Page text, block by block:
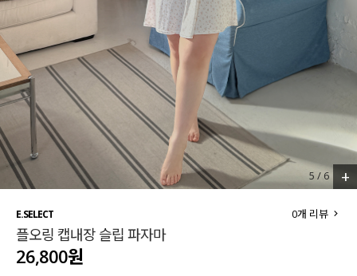
MADE
세트할인 ~30%
하객룩
살안타템
110사이즈
티셔츠
니트
블라우스
원피스
팬츠
스커트 5 /6 +
E.SELECT
플오링 캡내장 슬립 파자마
0개 리뷰
26,800원